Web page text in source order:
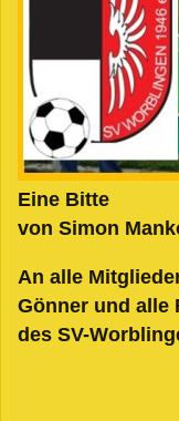
Eine Bitte
von Simon
An alle
Gönner und alle
des SV-